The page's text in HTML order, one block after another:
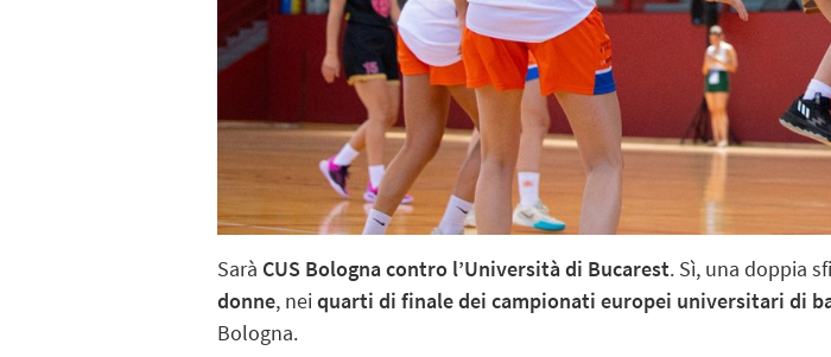
Sarà CUS Bologna contro l’Università di Bucarest. Sì, una doppia
donne, neiquarti di finale dei campionati europei universitari di
Bologna.